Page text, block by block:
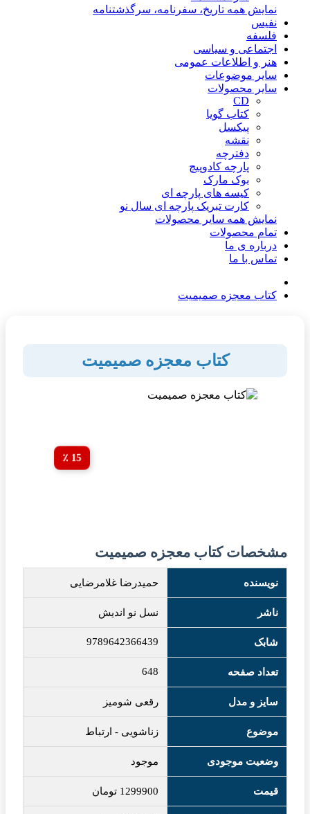
نمایش همه تاریخ، سفرنامه، سرگذشتنامه
نفیس
فلسفه
اجتماعی و سیاسی
هنر و اطلاعات عمومی
سایر موضوعات
سایر محصولات
CD
کتاب گویا
پیکسل
نقشه
دفترچه
پارچه کادوپیچ
بوک مارک
کیسه های پارچه ای
کارت تبریک پارچه ای سال نو
نمایش همه سایر محصولات
تمام محصولات
درباره ی ما
تماس با ما
کتاب معجزه صمیمیت
کتاب معجزه صمیمیت
15 ٪
مشخصات کتاب معجزه صمیمیت
نویسنده حمیدرضا غلامرضایی
ناشر نسل نو اندیش
شابک 9789642366439
تعداد صفحه 648
سایز و مدل رقعی شومیز
موضوع زناشویی - ارتباط
وضعیت موجودی موجود
قیمت 1299900 تومان